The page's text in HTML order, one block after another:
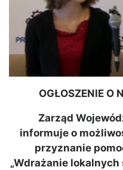
OGŁOSZENIE O
Zarząd
informuje o
przyznanie
„Wdrażanie